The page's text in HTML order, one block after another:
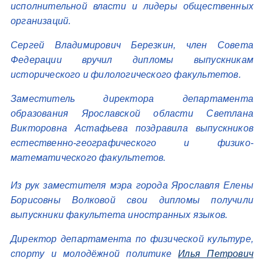
исполнительной власти и лидеры общественных
организаций.
Сергей Владимирович Березкин, член Совета
Федерации вручил дипломы выпускникам
исторического и филологического факультетов.
Заместитель директора департамента
образования Ярославской области Светлана
Викторовна Астафьева поздравила выпускников
естественно-географического и физико-
математического факультетов.
Из рук заместителя мэра города Ярославля Елены
Борисовны Волковой свои дипломы получили
выпускники факультета иностранных языков.
Директор департамента по физической культуре,
спорту и молодёжной политикеИлья Петрович